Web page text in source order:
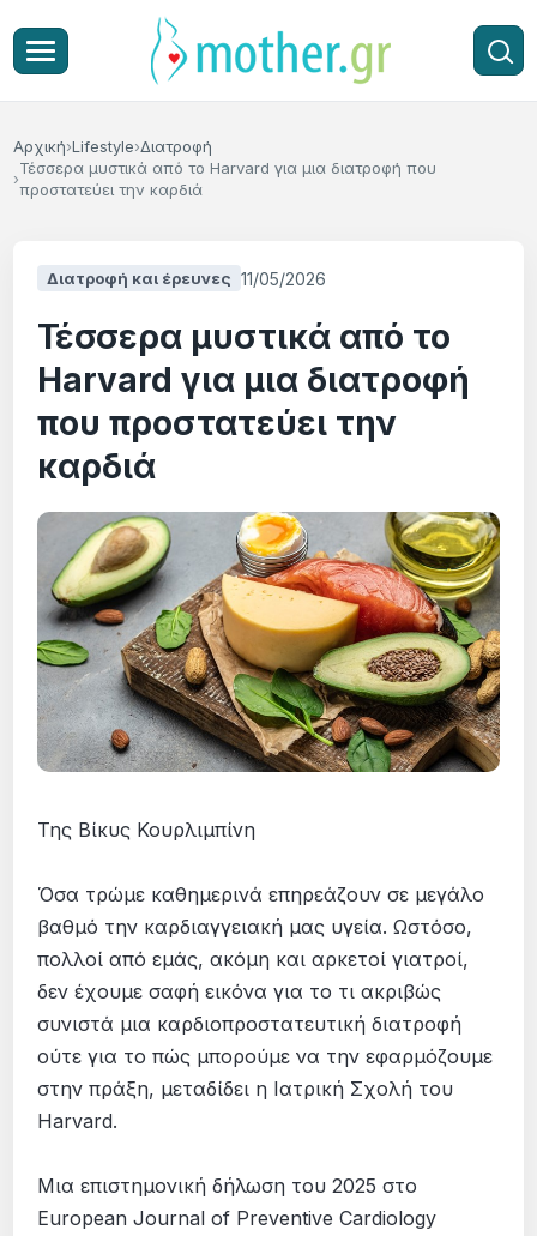
Αρχική Lifestyle Διατροφή
Τέσσερα μυστικά από το Harvard για μια διατροφή που
προστατεύει την καρδιά
Διατροφή και έρευνες 11/05/2026
Τέσσερα μυστικά από το
Harvard για μια διατροφή
που προστατεύει την
καρδιά
Της Βίκυς Κουρλιμπίνη
Όσα τρώμε καθημερινά επηρεάζουν σε μεγάλο
βαθμό την καρδιαγγειακή μας υγεία. Ωστόσο,
πολλοί από εμάς, ακόμη και αρκετοί γιατροί,
δεν έχουμε σαφή εικόνα για το τι ακριβώς
συνιστά μια καρδιοπροστατευτική διατροφή
ούτε για το πώς μπορούμε να την εφαρμόζουμε
στην πράξη, μεταδίδει η Ιατρική Σχολή του
Harvard.
Μια επιστημονική δήλωση του 2025 στο
European Journal of Preventive Cardiology